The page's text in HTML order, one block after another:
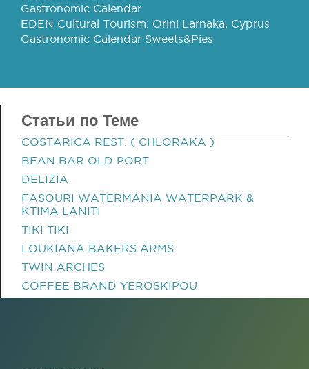
Gastronomic Calendar
EDEN Cultural Tourism: Orini Larnaka, Cyprus
Gastronomic Calendar Sweets&Pies
Статьи по Теме
COSTARICA REST. ( CHLORAKA )
BEAN BAR OLD PORT
DELIZIA
FASOURI WATERMANIA WATERPARK &
KTIMA LANITI
TIKI TIKI
LOUKIANA BAKERS ARMS
TWIN ARCHES
COFFEE BRAND YEROSKIPOU